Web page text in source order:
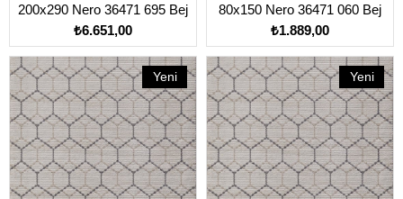
200x290 Nero 36471 695 Bej
₺6.651,00
80x150 Nero 36471 060 Bej
₺1.889,00
Yeni
Ürün
Yeni
Ürün